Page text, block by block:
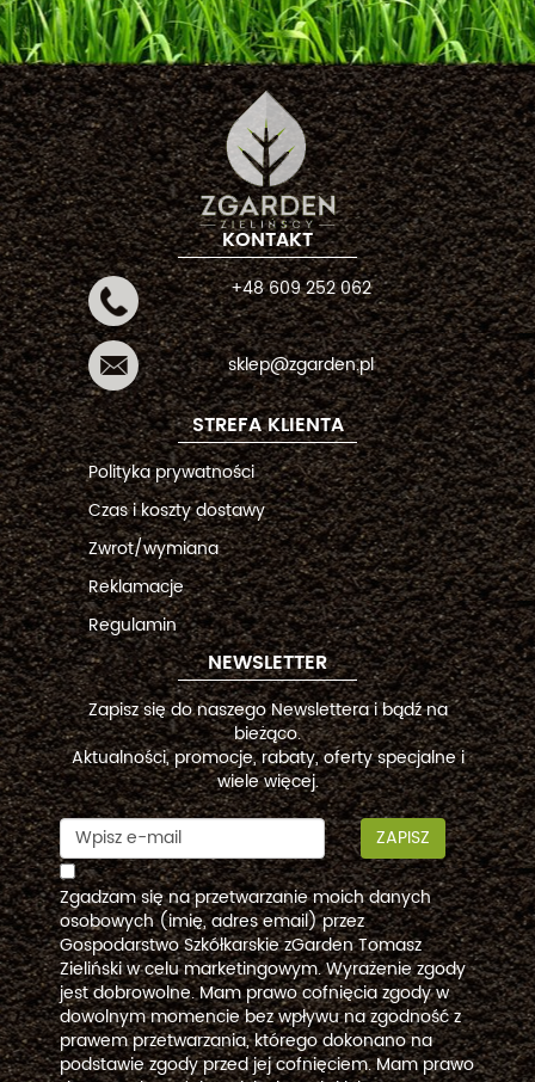
KONTAKT
+48 609 252 062
sklep@zgarden.pl
STREFA KLIENTA
Polityka prywatności
Czas i koszty dostawy
Zwrot/wymiana
Reklamacje
Regulamin
NEWSLETTER
Zapisz się do naszego Newslettera i bądź na
bieżąco.
Aktualności, promocje, rabaty, oferty specjalne i
wiele więcej.
ZAPISZ
Zgadzam się na przetwarzanie moich danych
osobowych (imię, adres email) przez
Gospodarstwo Szkółkarskie zGarden Tomasz
Zieliński w celu marketingowym. Wyrażenie zgody
jest dobrowolne. Mam prawo cofnięcia zgody w
dowolnym momencie bez wpływu na zgodność z
prawem przetwarzania, którego dokonano na
podstawie zgody przed jej cofnięciem. Mam prawo